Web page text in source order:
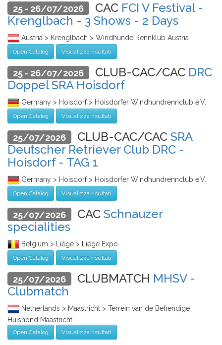
25 - 26/07/2026 CAC FCI V Festival -
Krenglbach - 3 Shows - 2 Days
Austria > Krenglbach > Windhunde Rennklub Austria
Open Catalog Visualizza risultati
25 - 26/07/2026 CLUB-CAC/CAC DRC
Doppel SRA Hoisdorf
Germany > Hoisdorf > Hoisdorfer Windhundrennclub e.V.
Open Catalog Visualizza risultati
25/07/2026 CLUB-CAC/CAC SRA
Deutscher Retriever Club DRC -
Hoisdorf - TAG 1
Germany > Hoisdorf > Hoisdorfer Windhundrennclub e.V.
Open Catalog Visualizza risultati
25/07/2026 CAC Schnauzer
specialities
Belgium > Liège > Liège Expo
Open Catalog Visualizza risultati
25/07/2026 CLUBMATCH MHSV -
Clubmatch
Netherlands > Maastricht > Terrein van de Behendige
Huishond Maastricht
Open Catalog Visualizza risultati